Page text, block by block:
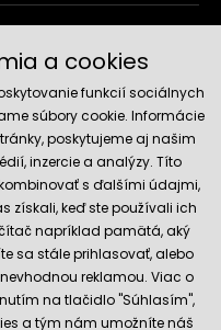
a cookies
funkcií sociálnych
súbory cookie. Informácie
poskytujeme aj našim
inzercie a analýzy. Títo
s ďalšími údajmi,
získali, keď ste používali ich
napríklad pamätá, aký
sa stále prihlasovať, alebo
reklamou. Viac o
na tlačidlo "Súhlasím",
a tým nám umožníte náš